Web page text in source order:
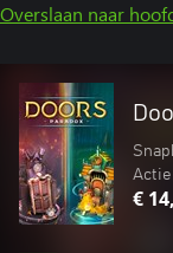
Overslaan naar
€